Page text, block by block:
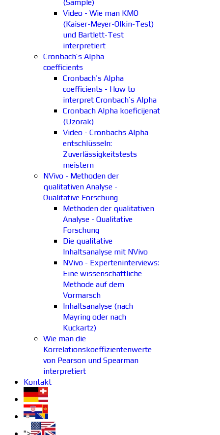
(Sample)
Video - Wie man KMO
(Kaiser-Meyer-Olkin-Test)
und Bartlett-Test
interpretiert
Cronbach’s Alpha
coefficients
Cronbach’s Alpha
coefficients - How to
interpret Cronbach’s Alpha
Cronbach Alpha koeficijenat
(Uzorak)
Video - Cronbachs Alpha
entschlüsseln:
Zuverlässigkeitstests
meistern
NVivo - Methoden der
qualitativen Analyse -
Qualitative Forschung
Methoden der qualitativen
Analyse - Qualitative
Forschung
Die qualitative
Inhaltsanalyse mit NVivo
NVivo - Experteninterviews:
Eine wissenschaftliche
Methode auf dem
Vormarsch
Inhaltsanalyse (nach
Mayring oder nach
Kuckartz)
Wie man die
Korrelationskoeffizientenwerte
von Pearson und Spearman
interpretiert
Kontakt